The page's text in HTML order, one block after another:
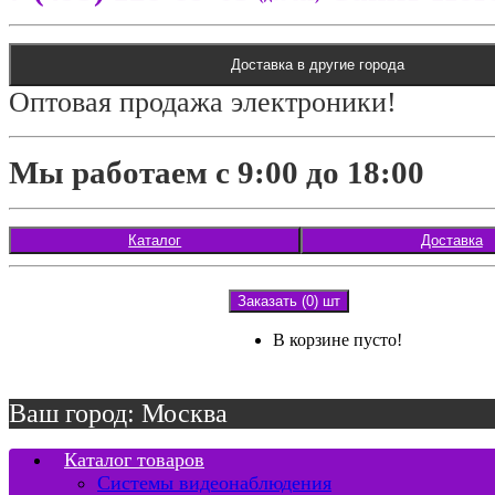
Доставка в другие города
Оптовая продажа электроники!
Мы работаем с 9:00 до 18:00
Каталог Доставка
Заказать (0) шт
В корзине пусто!
Ваш город: Москва
Каталог товаров
Системы видеонаблюдения